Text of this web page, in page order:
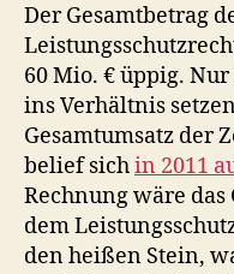
Der Gesamtbetrag
60 Mio. € üppig.
ins Verhältnis
Gesamtumsatz der
belief sichin 2011
Rechnung wäre
dem
den heißen Stein,